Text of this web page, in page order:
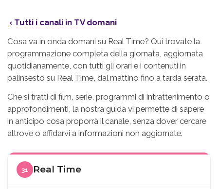
‹ Tutti i canali in TV domani
Cosa va in onda domani su Real Time? Qui trovate la
programmazione completa della giornata, aggiornata
quotidianamente, con tutti gli orari e i contenuti in
palinsesto su Real Time, dal mattino fino a tarda serata.
Che si tratti di film, serie, programmi di intrattenimento o
approfondimenti, la nostra guida vi permette di sapere
in anticipo cosa proporrà il canale, senza dover cercare
altrove o affidarvi a informazioni non aggiornate.
31 Real Time